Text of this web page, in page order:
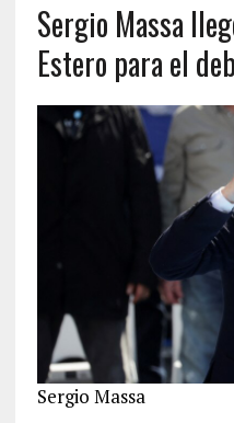
Sergio Massa
Estero para el
Sergio Massa